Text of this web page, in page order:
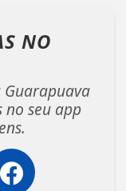
NO
Guarapuava
no seu app